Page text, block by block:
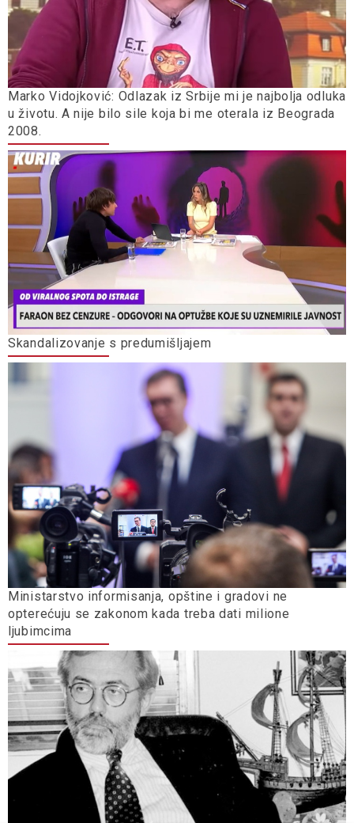
Marko Vidojković: Odlazak iz Srbije mi je najbolja odluka
u životu. A nije bilo sile koja bi me oterala iz Beograda
2008.
Skandalizovanje s predumišljajem
Ministarstvo informisanja, opštine i gradovi ne
opterećuju se zakonom kada treba dati milione
ljubimcima